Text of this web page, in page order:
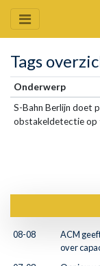
Tags
Onderwerp
S-Bahn Berlijn doet
obstakeldetectie op
08-08
ACM
over